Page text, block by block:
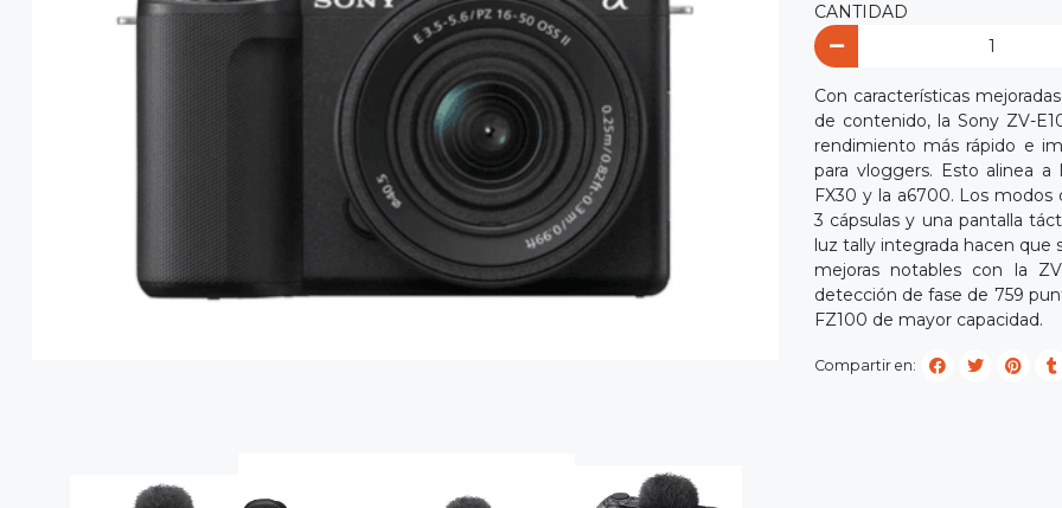
CANTIDAD
Con características
de contenido, la Sony ZV-
rendimiento más rápido e
para vloggers. Esto alinea
FX30 y la a6700. Los
3 cápsulas y una pantalla
luz tally integrada hacen que
mejoras notables con la
detección de fase de 759
FZ100 de mayor capacidad.
Compartir en: